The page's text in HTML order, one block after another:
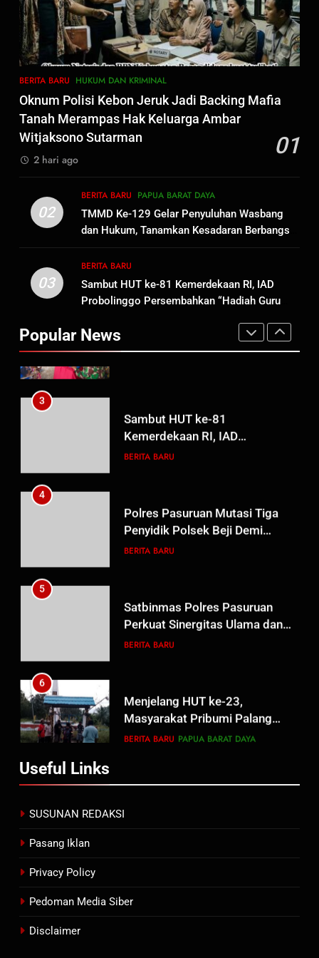
BERITA BARU HUKUM DAN KRIMINAL
Oknum Polisi Kebon Jeruk Jadi Backing Mafia
Tanah Merampas Hak Keluarga Ambar
Witjaksono Sutarman
01
2 hari ago
02
BERITA BARU PAPUA BARAT DAYA
TMMD Ke-129 Gelar Penyuluhan Wasbang
dan Hukum, Tanamkan Kesadaran Berbangsa
serta Taat Aturan di Kampung Sesor
03
BERITA BARU
Sambut HUT ke-81 Kemerdekaan RI, IAD
Probolinggo Persembahkan “Hadiah Guru
Guru Non-ASN sebagai Pahlawan Bangsa
Popular News
Polres Pasuruan Nonjobkan
Anggota Reskrim Polsek Beji,
Wujud Komitmen Transparansi
BERITA BARU
8
Dansatgas TMMD dan Ketua
Persit Hadirkan Kebahagiaan
bagi Mama-Mama dan Anak-
Oknum Polisi Kebon Jeruk Jadi
Backing Mafia Tanah Merampas
Sutarman
BERITA BARU HUKUM DAN KRIMINAL
2
TMMD Ke-129 Gelar Penyuluhan
Wasbang dan Hukum,
Tanamkan Kesadaran
Berbangsa serta Taat Aturan di
PAPUA BARAT DAYA
3
Kemerdekaan RI, IAD
Probolinggo Persembahkan
BERITA BARU
4
Penyidik Polsek Beji Demi
Efektivitas dan Kelancaran
BERITA BARU
5
Perkuat Sinergitas Ulama dan
Umara Melalui Program Rabu
BERITA BARU
6
Masyarakat Pribumi Palang
Tugu Sejarah Trikora
BERITA BARU PAPUA BARAT DAYA
Wujud Komitmen Transparansi
BERITA BARU
8
Persit Hadirkan Kebahagiaan
bagi Mama-Mama dan Anak-
Anak Kampung Sesor
BERITA BARU
Useful Links
SUSUNAN REDAKSI
Pasang Iklan
Privacy Policy
Pedoman Media Siber
Disclaimer